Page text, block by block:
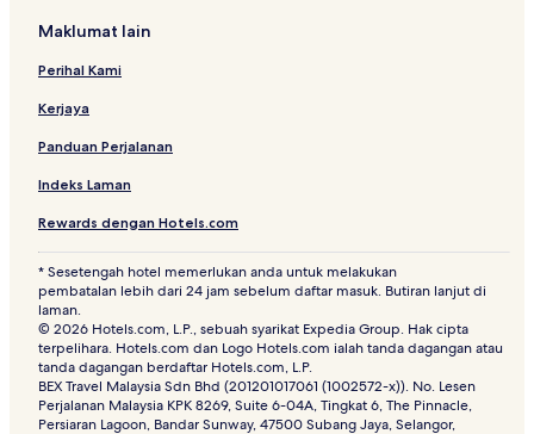
Maklumat lain
Perihal Kami
Kerjaya
Panduan Perjalanan
Indeks Laman
Rewards dengan Hotels.com
* Sesetengah hotel memerlukan anda untuk melakukan
pembatalan lebih dari 24 jam sebelum daftar masuk. Butiran lanjut di
laman.
© 2026 Hotels.com, L.P., sebuah syarikat Expedia Group. Hak cipta
terpelihara. Hotels.com dan Logo Hotels.com ialah tanda dagangan atau
tanda dagangan berdaftar Hotels.com, L.P.
BEX Travel Malaysia Sdn Bhd (201201017061 (1002572-x)). No. Lesen
Perjalanan Malaysia KPK 8269, Suite 6-04A, Tingkat 6, The Pinnacle,
Persiaran Lagoon, Bandar Sunway, 47500 Subang Jaya, Selangor,